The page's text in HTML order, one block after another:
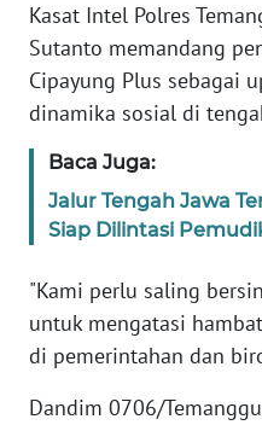
Kasat Intel Polres
Sutanto memandang
Cipayung Plus sebagai
dinamika sosial di
Baca Juga:
Jalur Tengah Jawa
Siap Dilintasi
"Kami perlu saling
untuk mengatasi
di pemerintahan dan
Dandim 0706/
PAPUA
WN
PAPUA
WN
RIAU
WN
SERAMBI
JAMBI